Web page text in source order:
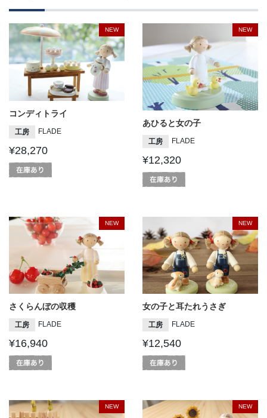
NEW
コンディトライ
工房 FLADE
¥28,270
NEW
あひると女の子
工房 FLADE
¥12,320
NEW
さくらんぼの収穫
工房 FLADE
¥16,940
NEW
女の子と耳たれうさぎ
工房 FLADE
¥12,540
NEW NEW